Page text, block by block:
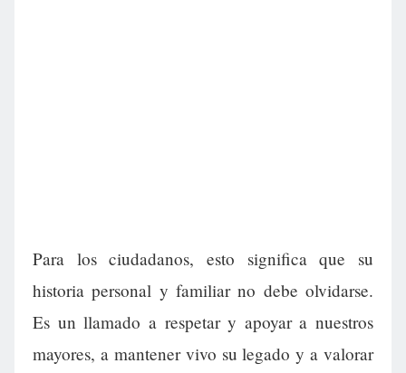
Para los ciudadanos, esto significa que su
historia personal y familiar no debe olvidarse.
Es un llamado a respetar y apoyar a nuestros
mayores, a mantener vivo su legado y a valorar